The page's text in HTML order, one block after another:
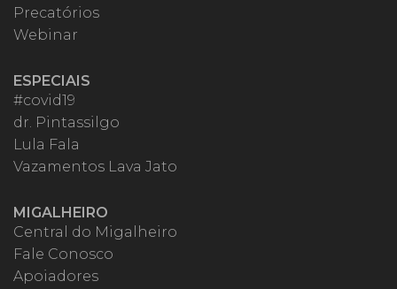
Precatórios
Webinar
ESPECIAIS
#covid19
dr. Pintassilgo
Lula Fala
Vazamentos Lava Jato
MIGALHEIRO
Central do Migalheiro
Fale Conosco
Apoiadores